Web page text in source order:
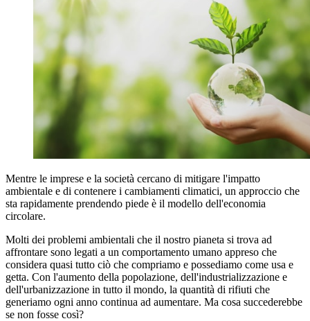
Mentre le imprese e la società cercano di mitigare l'impatto
ambientale e di contenere i cambiamenti climatici, un approccio che
sta rapidamente prendendo piede è il modello dell'economia
circolare.
Molti dei problemi ambientali che il nostro pianeta si trova ad
affrontare sono legati a un comportamento umano appreso che
considera quasi tutto ciò che compriamo e possediamo come usa e
getta. Con l'aumento della popolazione, dell'industrializzazione e
dell'urbanizzazione in tutto il mondo, la quantità di rifiuti che
generiamo ogni anno continua ad aumentare. Ma cosa succederebbe
se non fosse così?